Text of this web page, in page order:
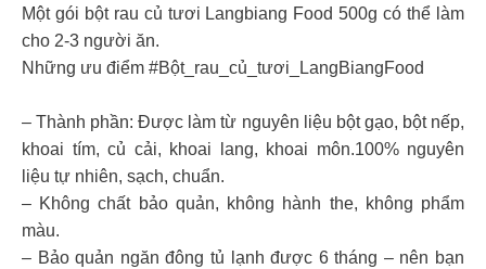
Một gói bột rau củ tươi Langbiang Food 500g có thể làm
cho 2-3 người ăn.
Những ưu điểm #Bột_rau_củ_tươi_LangBiangFood
– Thành phần: Được làm từ nguyên liệu bột gạo, bột nếp,
khoai tím, củ cải, khoai lang, khoai môn.100% nguyên
liệu tự nhiên, sạch, chuẩn.
– Không chất bảo quản, không hành the, không phẩm
màu.
– Bảo quản ngăn đông tủ lạnh được 6 tháng – nên bạn